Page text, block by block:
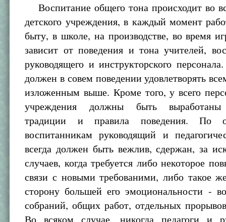
Воспитание общего тона происходит во
детского учреждения, в каждый момент
быту, в школе, на производстве, во время
зависит от поведения и тона учителей,
руководящего и инструкторского
должен в совем поведении удовлетворять
изложенным выше. Кроме того, у всего
учреждения должны быть выработаны
традиции и правила поведения. По
воспитанникам руководящий и
всегда должен быть вежлив, сдержан, за
случаев, когда требуется либо некоторое
связи с новыми требованими, либо такое
сторону большей его эмоциональности -
собраний, общих работ, отдельных
Во всяком случае, никогда педагоги и